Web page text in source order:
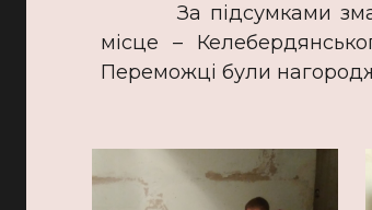
За підсумками
місце –
Переможці були